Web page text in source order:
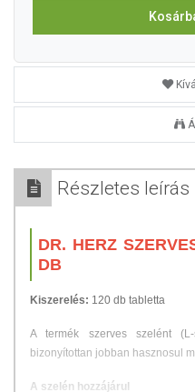
Részletes leírás
DR. HERZ
DB
Kiszerelés: 120 db tabletta
A termék szerves szelént (L-
bizonyítottan jobban hasznosul
A szelén hozzájárul